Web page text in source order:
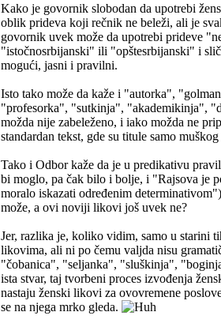
Kako je govornik slobodan da upotrebi
oblik prideva koji rečnik ne beleži, ali je
govornik uvek može da upotrebi prideve
"istočnosrbijanski" ili "opštesrbijanski" i
mogući, jasni i pravilni.
Isto tako može da kaže i "autorka",
"profesorka", "sutkinja", "akademikinja",
možda nije zabeleženo, i iako možda ne
standardan tekst, gde su titule samo
Tako i Odbor kaže da je u predikativu
bi moglo, pa čak bilo i bolje, i "Rajsova je
moralo iskazati određenim
može, a ovi noviji likovi još uvek ne?
Jer, razlika je, koliko vidim, samo u starini
likovima, ali ni po čemu valjda nisu
"čobanica", "seljanka", "sluškinja",
ista stvar, taj tvorbeni proces izvođenja
nastaju ženski likovi za ovovremene
se na njega mrko gleda.